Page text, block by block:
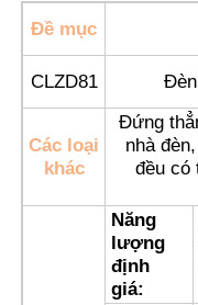
Sản phẩm
Đề mục
CLZD81
Các loại
khác
Đứng
nhà
đều có
Năng
lượng
định
giá: